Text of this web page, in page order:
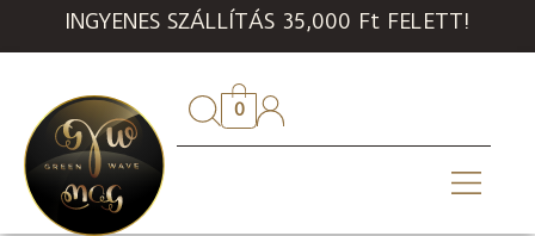
INGYENES SZÁLLÍTÁS 35,000 Ft FELETT!
0